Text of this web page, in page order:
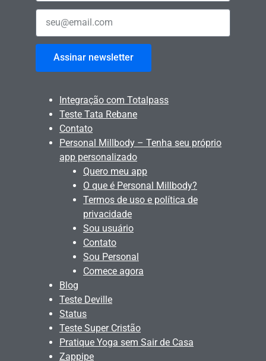
Assinar newsletter
Integração com Totalpass
Teste Tata Rebane
Contato
Personal Millbody – Tenha seu próprio
app personalizado
Quero meu app
O que é Personal Millbody?
Termos de uso e política de
privacidade
Sou usuário
Contato
Sou Personal
Comece agora
Blog
Teste Deville
Status
Teste Super Cristão
Pratique Yoga sem Sair de Casa
Zappipe